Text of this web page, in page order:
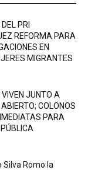
PRI
REFORMA PARA
EN
MIGRANTES
JUNTO A
COLONOS
PARA
Silva Romo la